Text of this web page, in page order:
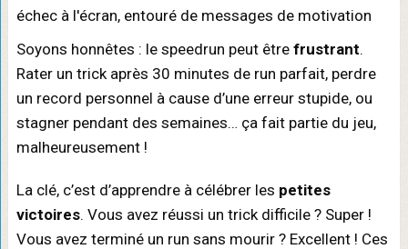
Soyons honnêtes : le speedrun peut être frustrant.
Rater un trick après 30 minutes de run parfait, perdre
un record personnel à cause d’une erreur stupide, ou
stagner pendant des semaines… ça fait partie du jeu,
malheureusement !
La clé, c’est d’apprendre à célébrer les petites
victoires. Vous avez réussi un trick difficile ? Super !
Vous avez terminé un run sans mourir ? Excellent ! Ces